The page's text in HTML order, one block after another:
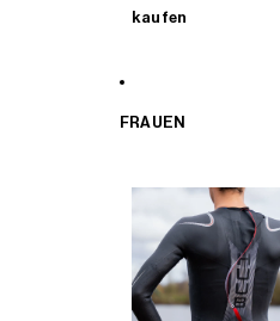
kaufen
FRAUEN